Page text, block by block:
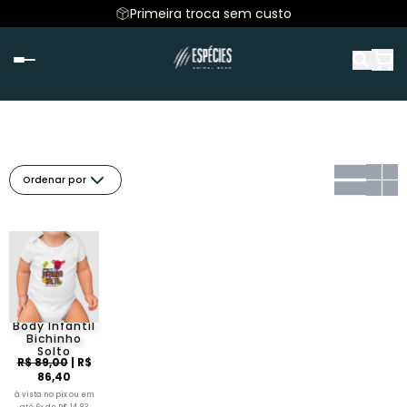
Primeira troca sem custo
Ordenar por
Body Infantil
Bichinho
Solto
R$ 89,00| R$
86,40
à vista no pix ou em